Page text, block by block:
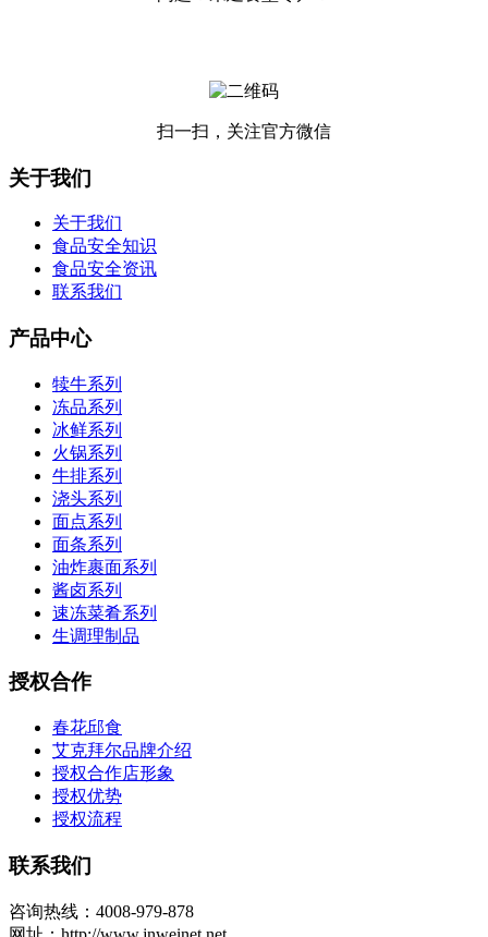
扫一扫，关注官方微信
关于我们
关于我们
食品安全知识
食品安全资讯
联系我们
产品中心
犊牛系列
冻品系列
冰鲜系列
火锅系列
牛排系列
浇头系列
面点系列
面条系列
油炸裹面系列
酱卤系列
速冻菜肴系列
生调理制品
授权合作
春花邱食
艾克拜尔品牌介绍
授权合作店形象
授权优势
授权流程
联系我们
咨询热线：4008-979-878